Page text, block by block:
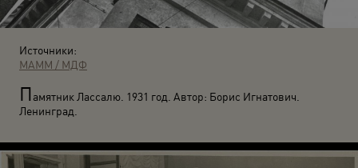
Источники:
МАММ / МДФ
Памятник Лассалю. 1931 год. Автор: Борис Игнатович.
Ленинград.